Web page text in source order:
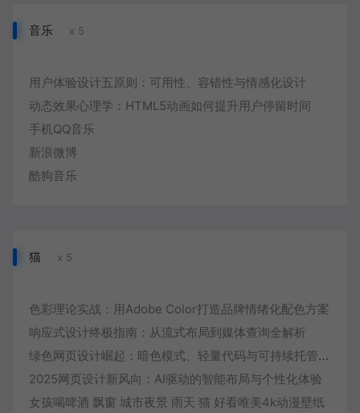
音乐 x 5
用户体验设计五原则：可用性、容错性与情感化设计
动态效果心理学：HTML5动画如何提升用户停留时间
手机QQ音乐
新浪微博
酷狗音乐
猫 x 5
色彩理论实战：用Adobe Color打造品牌情绪化配色方案
响应式设计终极指南：从流式布局到媒体查询全解析
绿色网页设计崛起：暗色模式、轻量代码与可持续托管实践
2025网页设计新风向：AI驱动的智能布局与个性化体验
女孩喝啤酒 飘窗 城市夜景 雨天 猫 好看唯美4k动漫壁纸